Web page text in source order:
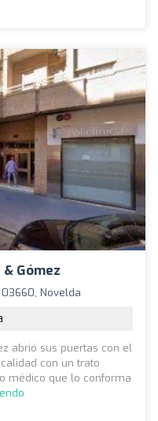
Gómez
03660, Novelda
abrió sus puertas con el
con un trato
médico que lo conforma